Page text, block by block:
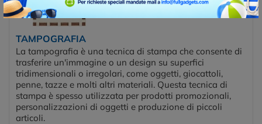
TAMPOGRAFIA
La tampografia è una tecnica di stampa che consente di
trasferire un'immagine o un design su superfici
tridimensionali o irregolari, come oggetti, giocattoli,
penne, tazze e molti altri materiali. Questa tecnica di
stampa è spesso utilizzata per prodotti promozionali,
personalizzazioni di oggetti e produzione di piccoli
articoli.